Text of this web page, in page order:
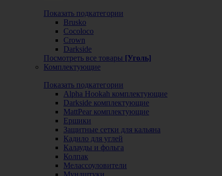
Показать подкатегории
Brusko
Cocoloco
Crown
Darkside
Посмотреть все товары [Уголь]
Комплектующие
Показать подкатегории
Alpha Hookah комплектующие
Darkside комплектующие
MattPear комплектующие
Ершики
Защитные сетки для кальяна
Кадило для углей
Калауды и фольга
Колпак
Мелассоуловители
Мундштуки